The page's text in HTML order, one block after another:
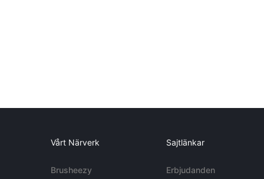
Vårt Närverk
Brusheezy
Sajtlänkar
Erbjudanden